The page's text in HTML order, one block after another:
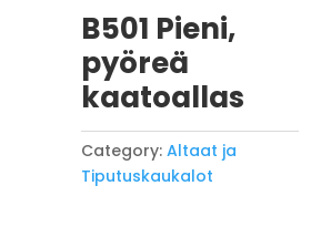
B501 Pieni,
pyöreä
kaatoallas
Category:Altaat ja
Tiputuskaukalot